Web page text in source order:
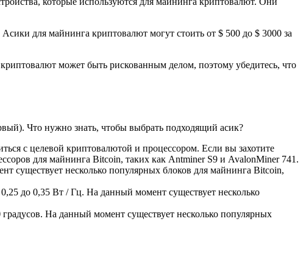
для майнинга криптовалют могут стоить от $ 500 до $ 3000 за
может быть рискованным делом, поэтому убедитесь, что
Что нужно знать, чтобы выбрать подходящий асик?
с целевой криптовалютой и процессором. Если вы захотите
для майнинга Bitcoin, таких как Antminer S9 и AvalonMiner 741.
несколько популярных блоков для майнинга Bitcoin,
до 0,35 Вт / Гц. На данный момент существует несколько
На данный момент существует несколько популярных